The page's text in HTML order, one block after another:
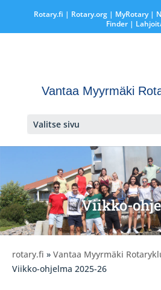
Rotary.fi | Rotary.org| MyRotary |
Finder|
Vantaa Myyrmäki
Valitse sivu
Viikko-
rotary.fi » Vantaa Myyrmäki
Viikko-ohjelma 2025-26